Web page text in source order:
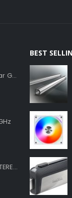
Corsair HS35 v2 Over Ear Gaming Headset με σύνδεση 3.5mm Carbon for PC / PS4 / XBOX
NOD AURORA RGB 2.0 STEREO SPEAKERS 16W
BEST